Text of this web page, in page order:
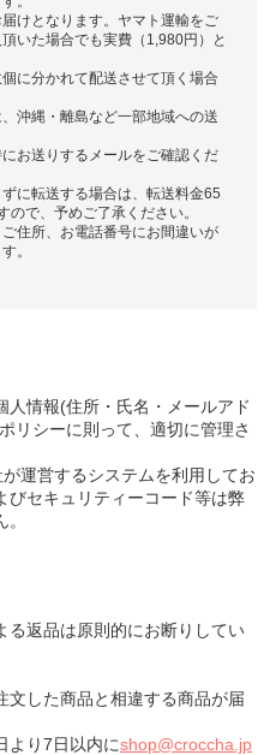
けとなります。ヤマト運輸をご
いた場合でも実費（1,980円）と
に分かれて配送させて頂く場合
沖縄・離島など一部地域への送
お送りするメールをご確認くだ
に転送する場合は、転送料金65
で、予めご了承ください。
住所、お電話番号にお間違いが
。
人情報(住所・氏名・メールアド
リシーに則って、適切に管理さ
運営するシステムを利用してお
びセキュリティーコード等は弊
る返品は原則的にお断りしてい
文した商品と相違する商品が届
より7日以内にshop@croccha.jp